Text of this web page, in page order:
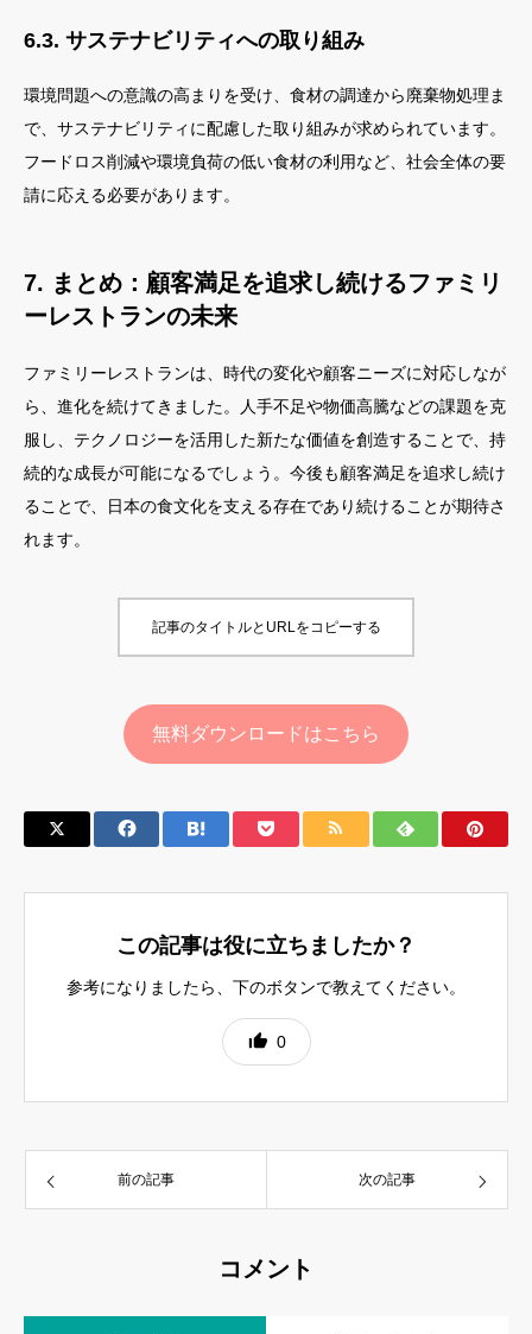
6.3. サステナビリティへの取り組み
環境問題への意識の高まりを受け、食材の調達から廃棄物処理ま
で、サステナビリティに配慮した取り組みが求められています。
フードロス削減や環境負荷の低い食材の利用など、社会全体の要
請に応える必要があります。
7. まとめ：顧客満足を追求し続けるファミリ
ーレストランの未来
ファミリーレストランは、時代の変化や顧客ニーズに対応しなが
ら、進化を続けてきました。人手不足や物価高騰などの課題を克
服し、テクノロジーを活用した新たな価値を創造することで、持
続的な成長が可能になるでしょう。今後も顧客満足を追求し続け
ることで、日本の食文化を支える存在であり続けることが期待さ
れます。
記事のタイトルとURLをコピーする
無料ダウンロードはこちら
この記事は役に立ちましたか？
参考になりましたら、下のボタンで教えてください。
0
前の記事 次の記事
コメント